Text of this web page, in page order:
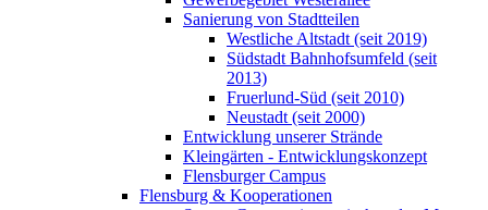
Sanierung von Stadtteilen
Westliche Altstadt (seit 2019)
Südstadt Bahnhofsumfeld (seit
2013)
Fruerlund-Süd (seit 2010)
Neustadt (seit 2000)
Entwicklung unserer Strände
Kleingärten - Entwicklungskonzept
Flensburger Campus
Flensburg & Kooperationen